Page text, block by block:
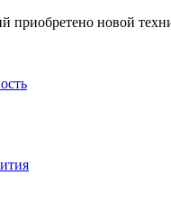
приобретено новой